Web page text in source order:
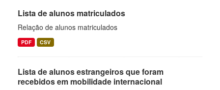
Lista de alunos matriculados
Relação de alunos matriculados
PDF CSV
Lista de alunos estrangeiros que foram
recebidos em mobilidade internacional